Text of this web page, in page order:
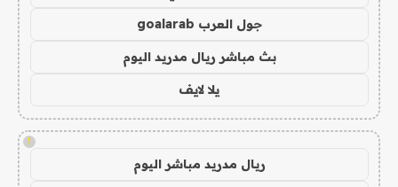
جول العرب goalarab
بث مباشر ريال مدريد اليوم
يلا لايف
!
ريال مدريد مباشر اليوم